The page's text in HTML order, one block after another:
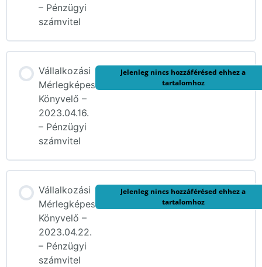
– Pénzügyi
számvitel
Vállalkozási
Mérlegképes
Könyvelő –
2023.04.16.
– Pénzügyi
számvitel
Jelenleg nincs hozzáférésed ehhez a
tartalomhoz
Vállalkozási
Mérlegképes
Könyvelő –
2023.04.22.
– Pénzügyi
számvitel
Jelenleg nincs hozzáférésed ehhez a
tartalomhoz